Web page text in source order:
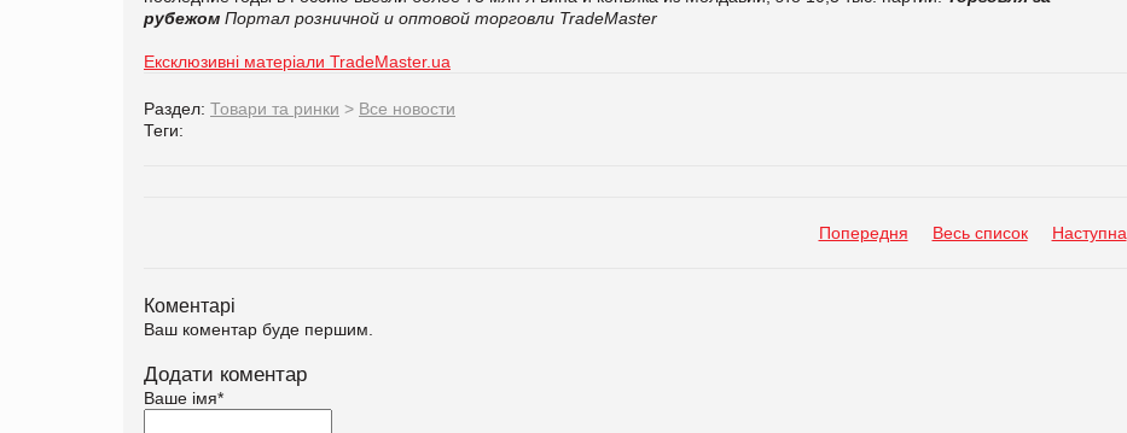
рубежом Портал розничной и оптовой торговли TradeMaster
Ексклюзивні матеріали TradeMaster.ua
Раздел: Товари та ринки > Все новости
Теги:
Попередня Весь список Наступна
Коментарі
Ваш коментар буде першим.
Додати коментар
Ваше імя*